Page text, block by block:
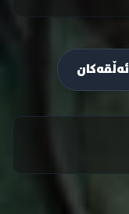
ئەڵقەکان